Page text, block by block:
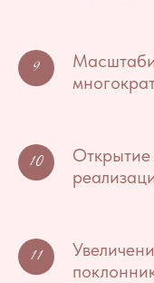
Открытие